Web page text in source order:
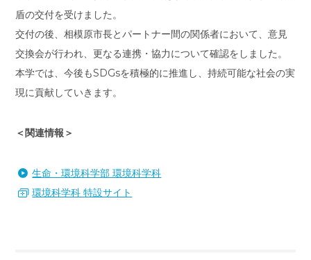
盾の交付を受けました。
交付の後、相模原市長とパートナー間の関係者において、意見
交換会が行われ、更なる連携・協力について確認をしました。
本学では、今後もSDGsを積極的に推進し、持続可能な社会の実
現に貢献していきます。
＜関連情報＞
生命・環境科学部 環境科学科
環境科学科 特設サイト